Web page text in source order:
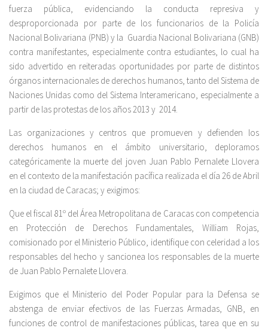
fuerza pública, evidenciando la conducta represiva y
desproporcionada por parte de los funcionarios de la Policía
Nacional Bolivariana (PNB) y la Guardia Nacional Bolivariana (GNB)
contra manifestantes, especialmente contra estudiantes, lo cual ha
sido advertido en reiteradas oportunidades por parte de distintos
órganos internacionales de derechos humanos, tanto del Sistema de
Naciones Unidas como del Sistema Interamericano, especialmente a
partir de las protestas de los años 2013 y 2014.
Las organizaciones y centros que promueven y defienden los
derechos humanos en el ámbito universitario, deploramos
categóricamente la muerte del joven Juan Pablo Pernalete Llovera
en el contexto de la manifestación pacífica realizada el día 26 de Abril
en la ciudad de Caracas; y exigimos:
Que el fiscal 81º del Área Metropolitana de Caracas con competencia
en Protección de Derechos Fundamentales, William Rojas,
comisionado por el Ministerio Público, identifique con celeridad a los
responsables del hecho y sancionea los responsables de la muerte
de Juan Pablo Pernalete Llovera.
Exigimos que el Ministerio del Poder Popular para la Defensa se
abstenga de enviar efectivos de las Fuerzas Armadas, GNB, en
funciones de control de manifestaciones públicas, tarea que en su